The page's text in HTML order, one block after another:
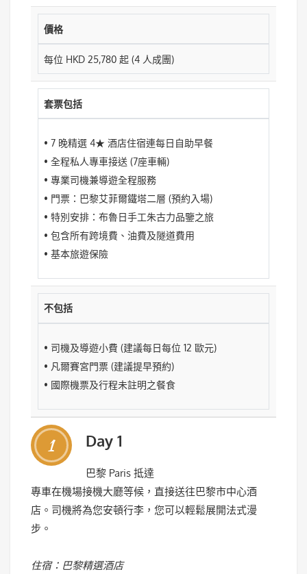
價格
每位 HKD 25,780 起 (4 人成團)
套票包括
• 7 晚精選 4★ 酒店住宿連每日自助早餐
• 全程私人專車接送 (7座車輛)
• 專業司機兼導遊全程服務
• 門票：巴黎艾菲爾鐵塔二層 (預約入場)
• 特別安排：布魯日手工朱古力品鑒之旅
• 包含所有跨境費、油費及隧道費用
• 基本旅遊保險
不包括
• 司機及導遊小費 (建議每日每位 12 歐元)
• 凡爾賽宮門票 (建議提早預約)
• 國際機票及行程未註明之餐食
1 Day 1
巴黎 Paris 抵達
專車在機場接機大廳等候，直接送往巴黎市中心酒
店。司機將為您安頓行李，您可以輕鬆展開法式漫
步。
住宿：巴黎精選酒店